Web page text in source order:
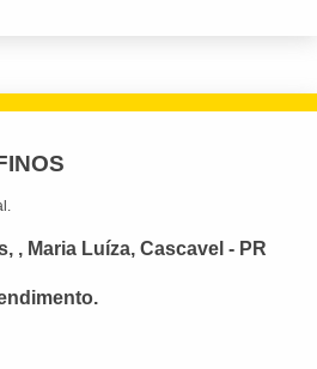
, Maria Luíza, Cascavel - PR